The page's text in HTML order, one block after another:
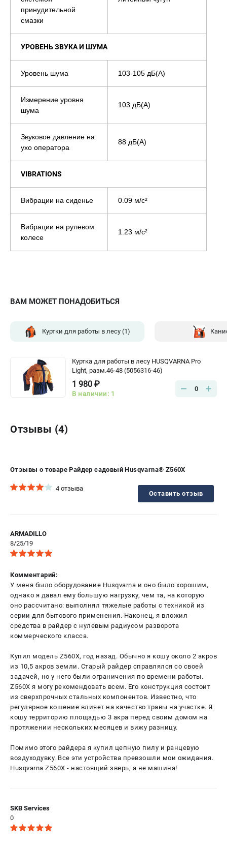
ВАМ МОЖЕТ ПОНАДОБИТЬСЯ
Куртки для работы в лесу (1)
Куртка для работы в лесу HUSQVARNA Pro
Light, разм.46-48 (5056316-46)
1 980 ₽
В наличии: 1
0
принудительной
смазки
УРОВЕНЬ ЗВУКА И ШУМА
Уровень шума 103-105 дБ(А)
Измерение уровня
шума
103 дБ(А)
Звуковое давление на
ухо оператора
88 дБ(А)
VIBRATIONS
Вибрации на сиденье 0.09 м/с²
Вибрации на рулевом
колесе
1.23 м/с²
Отзывы (4)
Отзывы о товаре Райдер садовый Husqvarna® Z560X
4 отзыва
Оставить отзыв
ARMADILLO
8/25/19
Комментарий:
У меня было оборудование Husqvarna и оно было хорошим,
однако я давал ему большую нагрузку, чем та, на которую
оно рассчитано: выполнял тяжелые работы с техникой из
серии для бытового применения. Наконец, я вложил
средства в райдер с нулевым радиусом разворота
коммерческого класса.
Купил модель Z560X, год назад. Обычно я кошу около 2 акров
из 10,5 акров земли. Старый райдер справлялся со своей
задачей, но у него были ограничения по времени работы.
Z560X я могу рекомендовать всем. Его конструкция состоит
из сверхпрочных стальных компонентов. Известно, что
регулярное кошение влияет на качество травы на участке. Я
кошу территорию площадью 3 акра перед своим домом на
протяжении нескольких месяцев и вижу разницу.
Помимо этого райдера я купил цепную пилу и ранцевую
воздуходувку. Все эти устройства превзошли мои ожидания.
Husqvarna Z560X - настоящий зверь, а не машина!
SKB Services
0